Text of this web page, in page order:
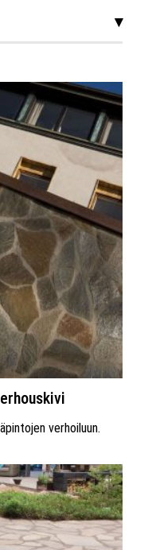
verhoiluun.